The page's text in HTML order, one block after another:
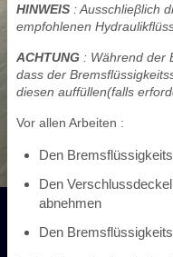
HINWEIS : Ausschlieβlich
empfohlenen
ACHTUNG : Während der
dass der
diesen auffüllen(falls
Vor allen Arbeiten :
Den
Den
abnehmen
Den